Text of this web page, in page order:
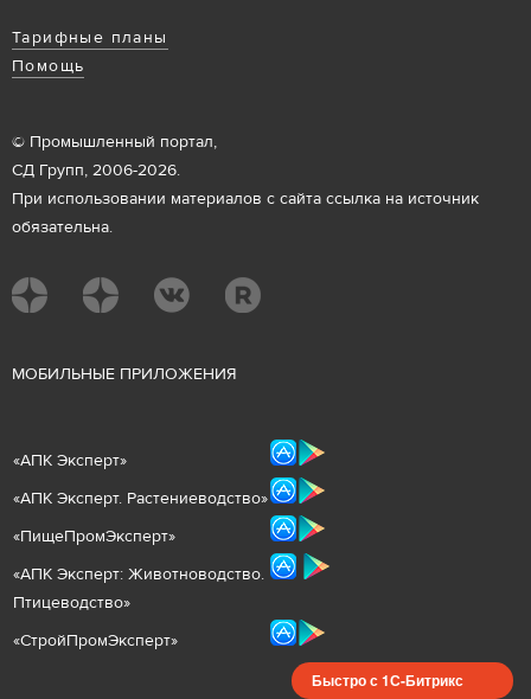
Тарифные планы
Помощь
© Промышленный портал,
СД Групп, 2006-2026.
При использовании материалов с сайта ссылка на источник
обязательна.
МОБИЛЬНЫЕ ПРИЛОЖЕНИЯ
«АПК Эксперт»
«АПК Эксперт. Растениеводство»
«ПищеПромЭксперт»
«АПК Эксперт: Животноводство.
Птицеводство»
«СтройПромЭксперт»
Быстро с 1С-Битрикс